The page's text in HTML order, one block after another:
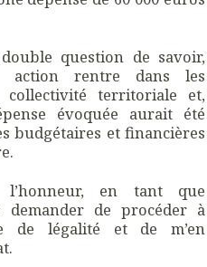
question de savoir,
action rentre dans les
collectivité territoriale et,
évoquée aurait été
budgétaires et financières
l’honneur, en tant que
demander de procéder à
de légalité et de m’en